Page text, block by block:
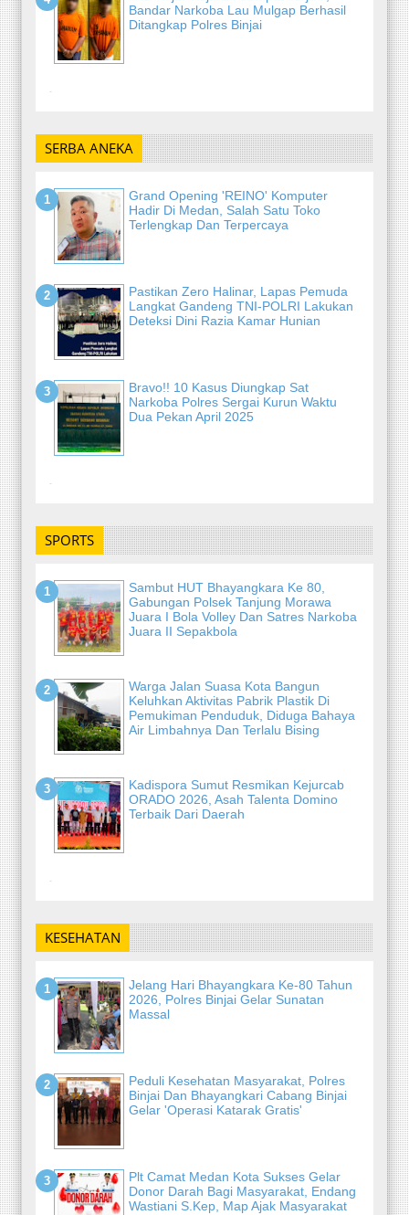
Bandar Narkoba Lau Mulgap Berhasil
Ditangkap Polres Binjai
-
SERBA ANEKA
Grand Opening 'REINO' Komputer
Hadir Di Medan, Salah Satu Toko
Terlengkap Dan Terpercaya
Pastikan Zero Halinar, Lapas Pemuda
Langkat Gandeng TNI-POLRI Lakukan
Deteksi Dini Razia Kamar Hunian
Bravo!! 10 Kasus Diungkap Sat
Narkoba Polres Sergai Kurun Waktu
Dua Pekan April 2025
-
SPORTS
Sambut HUT Bhayangkara Ke 80,
Gabungan Polsek Tanjung Morawa
Juara I Bola Volley Dan Satres Narkoba
Juara II Sepakbola
Warga Jalan Suasa Kota Bangun
Keluhkan Aktivitas Pabrik Plastik Di
Pemukiman Penduduk, Diduga Bahaya
Air Limbahnya Dan Terlalu Bising
Kadispora Sumut Resmikan Kejurcab
ORADO 2026, Asah Talenta Domino
Terbaik Dari Daerah
-
KESEHATAN
Jelang Hari Bhayangkara Ke-80 Tahun
2026, Polres Binjai Gelar Sunatan
Massal
Peduli Kesehatan Masyarakat, Polres
Binjai Dan Bhayangkari Cabang Binjai
Gelar 'Operasi Katarak Gratis'
Plt Camat Medan Kota Sukses Gelar
Donor Darah Bagi Masyarakat, Endang
Wastiani S.Kep, Map Ajak Masyarakat